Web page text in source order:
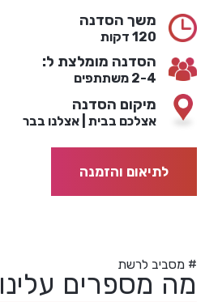
משך הסדנה
120 דקות
הסדנה מומלצת ל:
2-4 משתתפים
מיקום הסדנה
אצלכם בבית | אצלנו בבר
לתיאום והזמנה
# מסביב לרשת
מה מספרים עלינו